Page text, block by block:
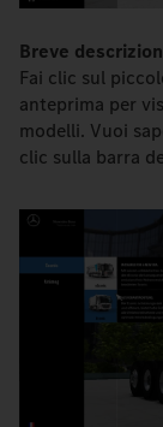
Breve
Fai clic sul
anteprima per
modelli. Vuoi
clic sulla barra